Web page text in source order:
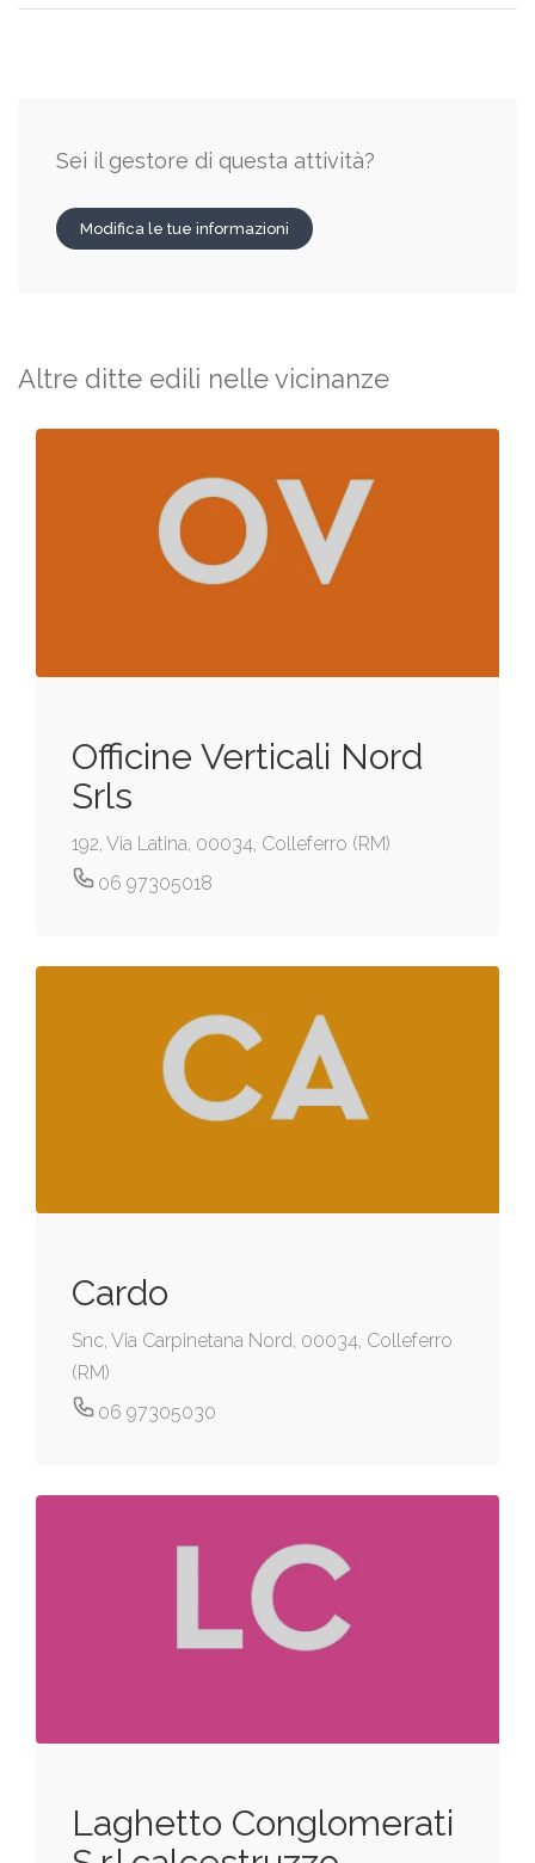
Sei il gestore di questa attività?
Modifica le tue informazioni
Altre ditte edili nelle vicinanze
Officine Verticali Nord
Srls
192, Via Latina, 00034, Colleferro (RM)
06 97305018
Cardo
Snc, Via Carpinetana Nord, 00034, Colleferro
(RM)
06 97305030
Laghetto Conglomerati